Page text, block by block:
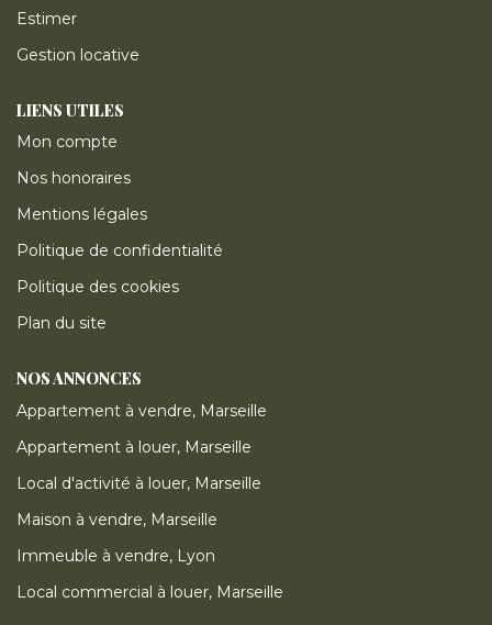
Estimer
Gestion locative
LIENS UTILES
Mon compte
Nos honoraires
Mentions légales
Politique de confidentialité
Politique des cookies
Plan du site
NOS ANNONCES
Appartement à vendre, Marseille
Appartement à louer, Marseille
Local d'activité à louer, Marseille
Maison à vendre, Marseille
Immeuble à vendre, Lyon
Local commercial à louer, Marseille